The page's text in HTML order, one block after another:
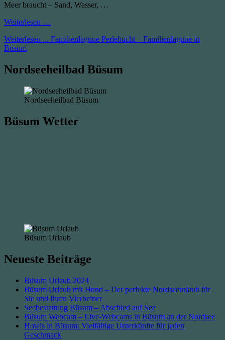
Meer braucht – Sand, Wasser, …
Weiterlesen …
Weiterlesen ... Familienlagune Perlebucht – Familienlagune in
Büsum
Nordseeheilbad Büsum
Nordseeheilbad Büsum
Büsum Wetter
Büsum Urlaub
Neueste Beiträge
Büsum Urlaub 2024
Büsum Urlaub mit Hund – Der perfekte Nordseeurlaub für
Sie und Ihren Vierbeiner
Seebestattung Büsum – Abschied auf See
Büsum Webcam – Live-Webcams in Büsum an der Nordsee
Hotels in Büsum: Vielfältige Unterkünfte für jeden
Geschmack